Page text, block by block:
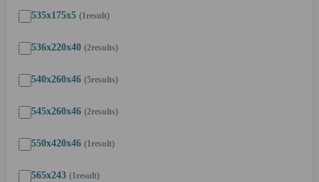
535x175x5 (1result)
536x220x40 (2results)
540x260x46 (5results)
545x260x46 (2results)
550x420x46 (1result)
565x243 (1result)